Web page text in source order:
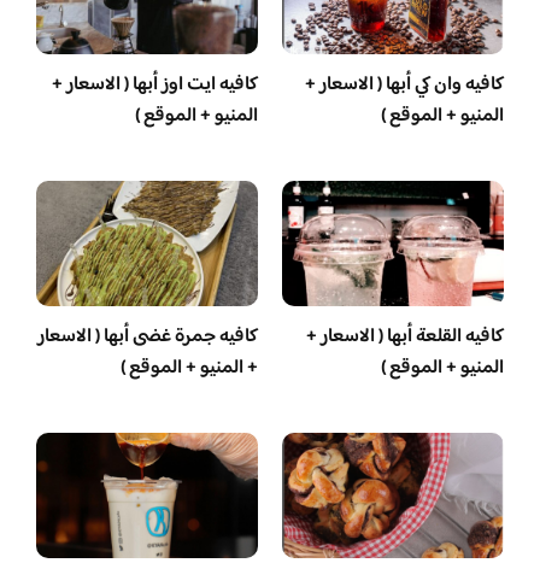
كافيه وان كي أبها ( الاسعار +
المنيو + الموقع )
كافيه ايت اوز أبها ( الاسعار +
المنيو + الموقع )
كافيه القلعة أبها ( الاسعار +
المنيو + الموقع )
كافيه جمرة غضى أبها ( الاسعار
+ المنيو + الموقع )